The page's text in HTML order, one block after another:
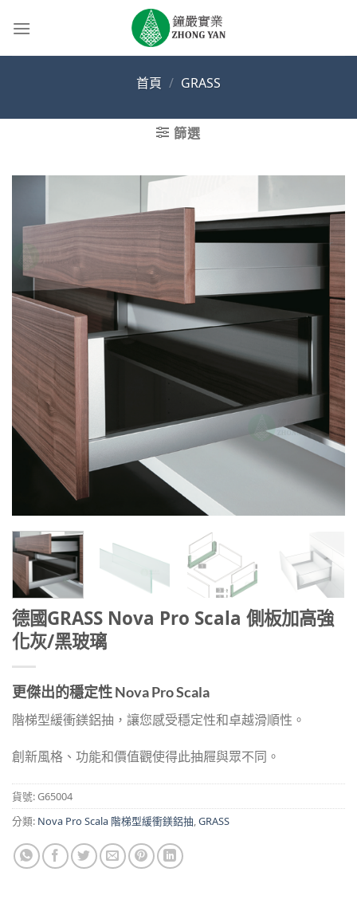
首頁 / GRASS
篩選
德國GRASS Nova Pro Scala 側板加高強
化灰/黑玻璃
更傑出的穩定性 Nova Pro Scala
階梯型緩衝鎂鋁抽，讓您感受穩定性和卓越滑順性。
創新風格、功能和價值觀使得此抽屜與眾不同。
貨號:G65004
分類: Nova Pro Scala 階梯型緩衝鎂鋁抽,GRASS